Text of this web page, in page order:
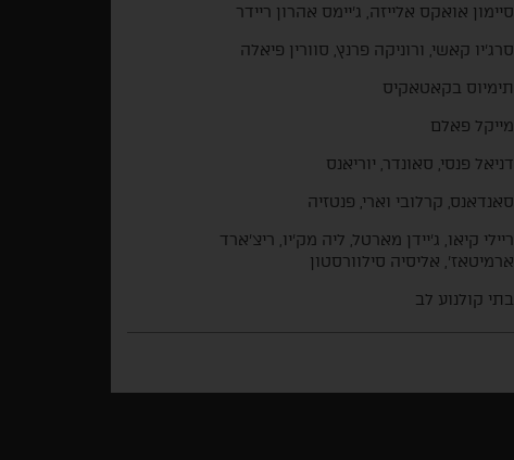
סיימון אואקס אלייזה, ג'יימס אהרון ריידר
סרג'יו קאשי, ורוניקה פרנץ, סוורין פיאלה
תימיוס בקאטאקיס
מייקל פאלם
דניאל פנסי, סאונדר, יוריאנס
סאנדאנס, קרלובי וארי, פנטזיה
ריילי קיאו, ג'יידן מארטל, ליה מק'יו, ריצ'ארד
ארמיטאז', אליסיה סילוורסטון
בתי קולנוע לב